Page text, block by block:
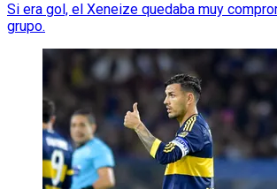
Si era gol, el Xeneize quedaba muy
grupo.